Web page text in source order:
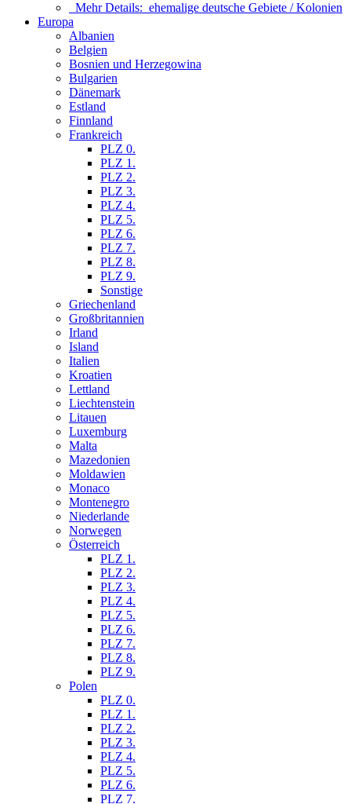
Mehr Details: ehemalige deutsche Gebiete / Kolonien
Europa
Albanien
Belgien
Bosnien und Herzegowina
Bulgarien
Dänemark
Estland
Finnland
Frankreich
PLZ 0.
PLZ 1.
PLZ 2.
PLZ 3.
PLZ 4.
PLZ 5.
PLZ 6.
PLZ 7.
PLZ 8.
PLZ 9.
Sonstige
Griechenland
Großbritannien
Irland
Island
Italien
Kroatien
Lettland
Liechtenstein
Litauen
Luxemburg
Malta
Mazedonien
Moldawien
Monaco
Montenegro
Niederlande
Norwegen
Österreich
PLZ 1.
PLZ 2.
PLZ 3.
PLZ 4.
PLZ 5.
PLZ 6.
PLZ 7.
PLZ 8.
PLZ 9.
Polen
PLZ 0.
PLZ 1.
PLZ 2.
PLZ 3.
PLZ 4.
PLZ 5.
PLZ 6.
PLZ 7.